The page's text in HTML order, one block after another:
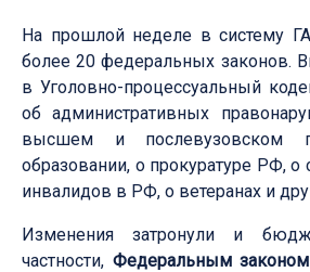
На прошлой неделе в систему
более 20 федеральных законов.
в Уголовно-процессуальный
об административных
высшем и послевузовском
образовании, о прокуратуре РФ, о
инвалидов в РФ, о ветеранах и
Изменения затронули и
частности, Федеральным